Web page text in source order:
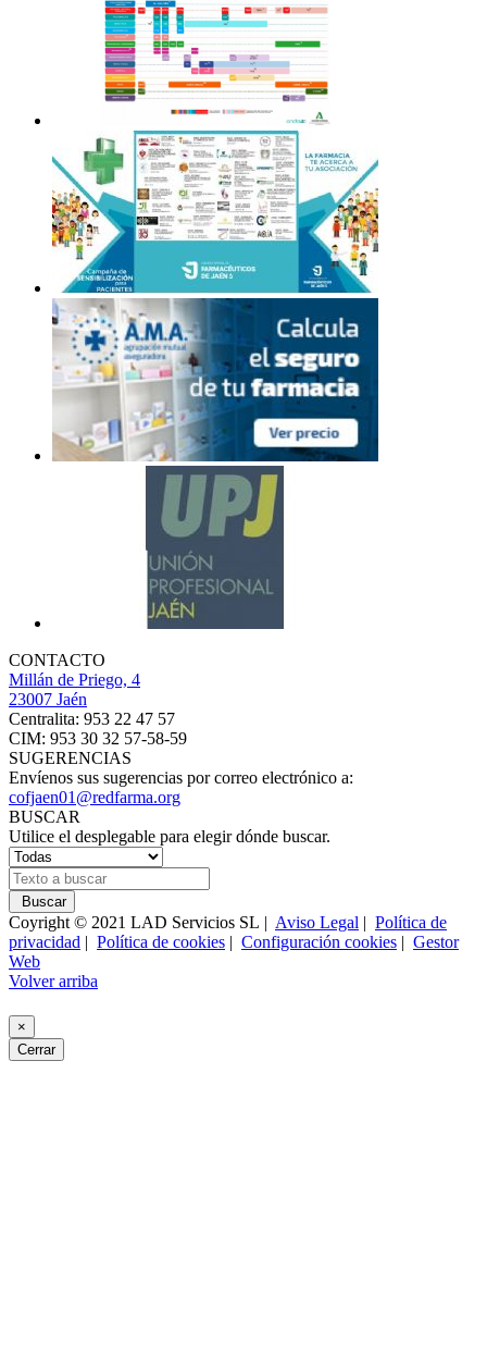
CONTACTO
Millán de Priego, 4
23007 Jaén
Centralita: 953 22 47 57
CIM: 953 30 32 57-58-59
SUGERENCIAS
Envíenos sus sugerencias por correo electrónico a:
cofjaen01@redfarma.org
BUSCAR
Utilice el desplegable para elegir dónde buscar.
Buscar
Coyright © 2021 LAD Servicios SL | Aviso Legal | Política de
privacidad | Política de cookies | Configuración cookies | Gestor
Web
Volver arriba
×
Cerrar